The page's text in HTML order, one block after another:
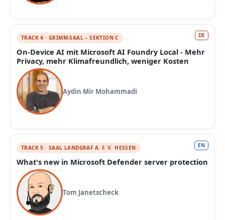
TRACK 4 · GRIMM-SAAL – SEKTION C DE
On-Device AI mit Microsoft AI Foundry Local - Mehr
Privacy, mehr Klimafreundlich, weniger Kosten
Aydin Mir Mohammadi
TRACK 5 · SAAL LANDGRAF A. F. V. HESSEN EN
What's new in Microsoft Defender server protection
Tom Janetscheck